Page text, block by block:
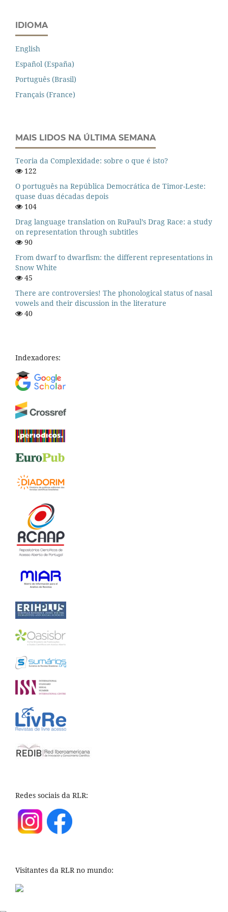
IDIOMA
English
Español (España)
Português (Brasil)
Français (France)
MAIS LIDOS NA ÚLTIMA SEMANA
Teoria da Complexidade: sobre o que é isto?
122
O português na República Democrática de Timor-Leste:
quase duas décadas depois
104
Drag language translation on RuPaul’s Drag Race: a study
on representation through subtitles
90
From dwarf to dwarfism: the different representations in
Snow White
45
There are controversies! The phonological status of nasal
vowels and their discussion in the literature
40
Indexadores:
Redes sociais da RLR:
Visitantes da RLR no mundo: